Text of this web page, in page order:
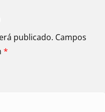
publicado. Campos
*